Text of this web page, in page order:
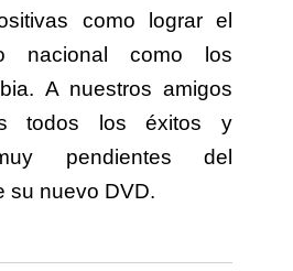
como lograr el
nacional como los
A nuestros amigos
todos los éxitos y
pendientes del
su nuevo DVD.